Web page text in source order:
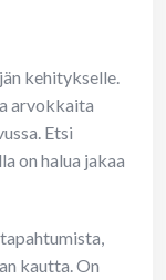
kehitykselle.
arvokkaita
Etsi
on halua jakaa
kautta. On